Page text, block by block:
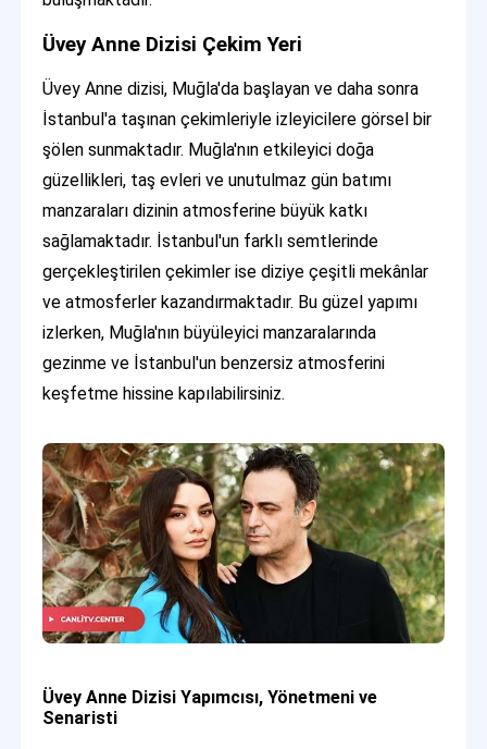
Üvey Anne Dizisi Çekim Yeri
Üvey Anne dizisi, Muğla'da başlayan ve daha sonra
İstanbul'a taşınan çekimleriyle izleyicilere görsel bir
şölen sunmaktadır. Muğla'nın etkileyici doğa
güzellikleri, taş evleri ve unutulmaz gün batımı
manzaraları dizinin atmosferine büyük katkı
sağlamaktadır. İstanbul'un farklı semtlerinde
gerçekleştirilen çekimler ise diziye çeşitli mekânlar
ve atmosferler kazandırmaktadır. Bu güzel yapımı
izlerken, Muğla'nın büyüleyici manzaralarında
gezinme ve İstanbul'un benzersiz atmosferini
keşfetme hissine kapılabilirsiniz.
Üvey Anne Dizisi Yapımcısı, Yönetmeni ve
Senaristi